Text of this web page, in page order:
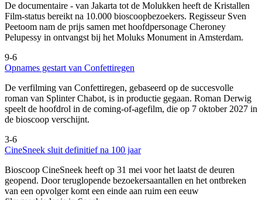
De documentaire - van Jakarta tot de Molukken heeft de Kristallen
Film-status bereikt na 10.000 bioscoopbezoekers. Regisseur Sven
Peetoom nam de prijs samen met hoofdpersonage Cheroney
Pelupessy in ontvangst bij het Moluks Monument in Amsterdam.
9-6
Opnames gestart van Confettiregen
De verfilming van Confettiregen, gebaseerd op de succesvolle
roman van Splinter Chabot, is in productie gegaan. Roman Derwig
speelt de hoofdrol in de coming-of-agefilm, die op 7 oktober 2027 in
de bioscoop verschijnt.
3-6
CineSneek sluit definitief na 100 jaar
Bioscoop CineSneek heeft op 31 mei voor het laatst de deuren
geopend. Door teruglopende bezoekersaantallen en het ontbreken
van een opvolger komt een einde aan ruim een eeuw